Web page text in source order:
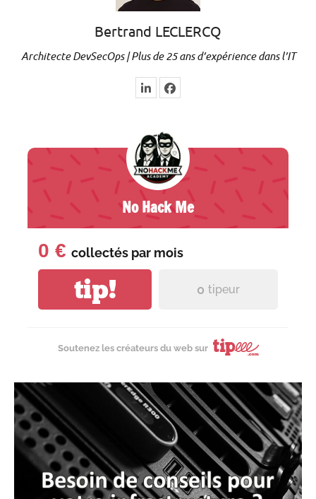
Bertrand LECLERCQ
Architecte DevSecOps | Plus de 25 ans d’expérience dans l’IT
No Hack Me
0 € collectés par mois
tip! 0 tipeur
Soutenez les créateurs du web sur